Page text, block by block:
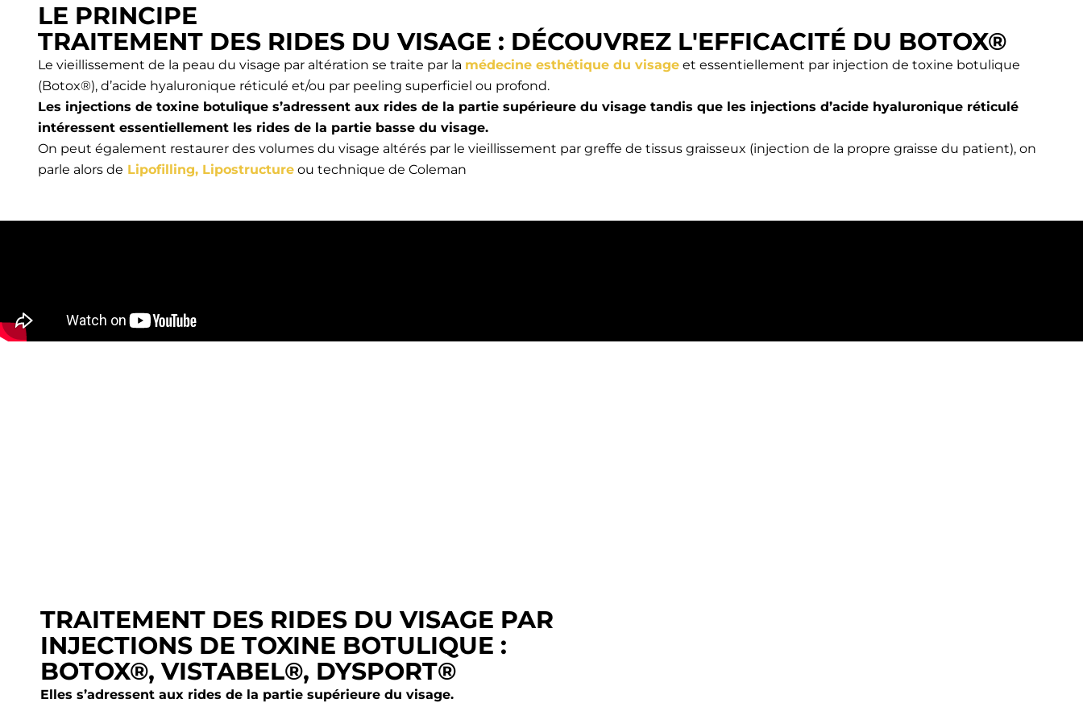
LE PRINCIPE
TRAITEMENT DES RIDES DU VISAGE : DÉCOUVREZ L'EFFICACITÉ DU BOTOX®
Le vieillissement de la peau du visage par altération se traite par la médecine esthétique du visage et essentiellement par injection de toxine botulique
(Botox®), d’acide hyaluronique réticulé et/ou par peeling superficiel ou profond.
Les injections de toxine botulique s’adressent aux rides de la partie supérieure du visage tandis que les injections d’acide hyaluronique réticulé
intéressent essentiellement les rides de la partie basse du visage.
On peut également restaurer des volumes du visage altérés par le vieillissement par greffe de tissus graisseux (injection de la propre graisse du patient), on
parle alors de Lipofilling, Lipostructure ou technique de Coleman
TRAITEMENT DES RIDES DU VISAGE PAR
INJECTIONS DE TOXINE BOTULIQUE :
BOTOX®, VISTABEL®, DYSPORT®
Elles s’adressent aux rides de la partie supérieure du visage.